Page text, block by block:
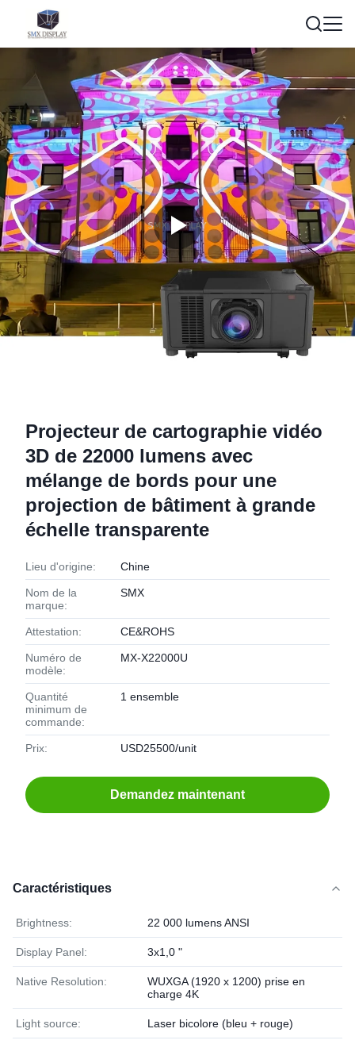
Projecteur de cartographie vidéo
3D de 22000 lumens avec
mélange de bords pour une
projection de bâtiment à grande
échelle transparente
Lieu d'origine: Chine
Nom de la
marque:
SMX
Attestation: CE&ROHS
Numéro de
modèle:
MX-X22000U
Quantité
minimum de
commande:
1 ensemble
Prix: USD25500/unit
Demandez maintenant
Caractéristiques
Brightness: 22 000 lumens ANSI
Display Panel: 3x1,0 "
Native Resolution:
WUXGA (1920 x 1200) prise en
charge 4K
Light source: Laser bicolore (bleu + rouge)